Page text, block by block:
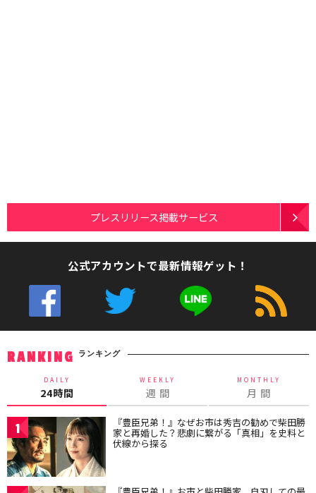
プレスリリース掲載サービス
公式アカウントで最新情報ゲット！
RANKING ランキング
DAILY
24時間
WEEKLY
週 間
MONTHLY
月 間
1 『豊臣兄弟！』なぜお市は秀吉の勧めで柴田勝
家と再婚した？悲劇に繋がる「真相」を史料と
伏線から探る